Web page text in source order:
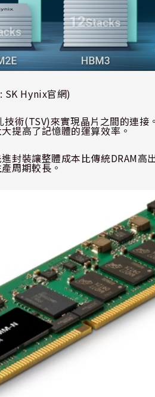
: SK Hynix官網)
技術(TSV)來實現晶片之間的連接
提高了記憶體的運算效率。
封裝讓整體成本比傳統DRAM高
周期較長。